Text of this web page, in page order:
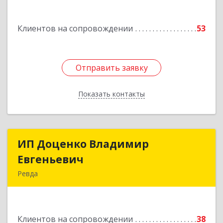
Клиентов на сопровождении 53
Отправить заявку
Показать контакты
Отправить заявку
Назад
ИП Доценко Владимир
Евгеньевич
Ревда
Клиентов на сопровождении
38
ИП Доценко Владимир
Подробнее